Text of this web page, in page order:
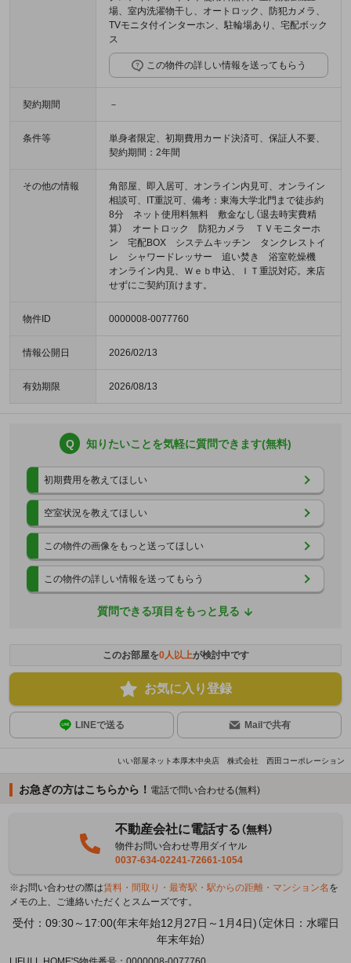
場、室内洗濯物干し、オートロック、防犯カメラ、
TVモニタ付インターホン、駐輪場あり、宅配ボック
ス
この物件の詳しい情報を送ってもらう
契約期間 －
条件等
単身者限定、初期費用カード決済可、保証人不要、
契約期間：2年間
その他の情報
角部屋、即入居可、オンライン内見可、オンライン
相談可、IT重説可、備考：東海大学北門まで徒歩約
8分 ネット使用料無料 敷金なし（退去時実費精
算） オートロック 防犯カメラ ＴＶモニターホ
ン 宅配BOX システムキッチン タンクレストイ
レ シャワードレッサー 追い焚き 浴室乾燥機
オンライン内見、Ｗｅｂ申込、ＩＴ重説対応。来店
せずにご契約頂けます。
物件ID 0000008-0077760
情報公開日 2026/02/13
有効期限 2026/08/13
Q 知りたいことを気軽に質問できます(無料)
初期費用を教えてほしい
空室状況を教えてほしい
この物件の画像をもっと送ってほしい
この物件の詳しい情報を送ってもらう
質問できる項目をもっと見る
このお部屋を0人以上が検討中です
お気に入り登録
LINEで送る Mailで共有
いい部屋ネット本厚木中央店 株式会社 西田コーポレーション
お急ぎの方はこちらから！ 電話で問い合わせる(無料)
不動産会社に電話する（無料）
物件お問い合わせ専用ダイヤル
0037-634-02241-72661-1054
※お問い合わせの際は賃料・間取り・最寄駅・駅からの距離・マンション名 を
メモの上、ご連絡いただくとスムーズです。
受付：09:30～17:00(年末年始12月27日～1月4日)（定休日：水曜日
年末年始）